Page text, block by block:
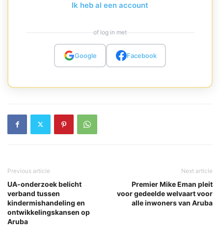
Ik heb al een account
of log in met
Google Facebook
Previous article
UA-onderzoek belicht
verband tussen
kindermishandeling en
ontwikkelingskansen op
Aruba
Next article
Premier Mike Eman pleit
voor gedeelde welvaart voor
alle inwoners van Aruba